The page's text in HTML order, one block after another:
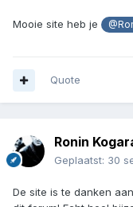
Mooie site heb je
Quote
Ronin
Geplaatst: 30
De site is te danken